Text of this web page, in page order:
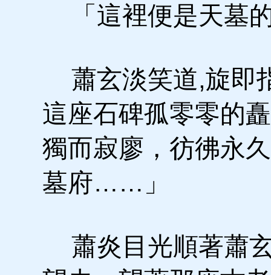
「這裡便是天墓
蕭玄淡笑道,旋即
這座石碑孤零零的
獨而寂廖，彷彿永
墓府……」
蕭炎目光順著蕭